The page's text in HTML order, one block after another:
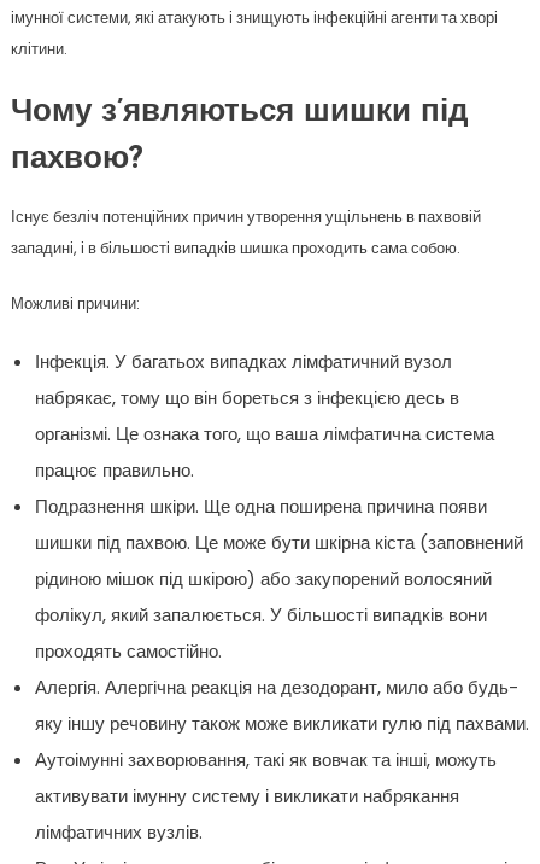
імунної системи, які атакують і знищують інфекційні агенти та хворі
клітини.
Чому з’являються шишки під
пахвою?
Існує безліч потенційних причин утворення ущільнень в пахвовій
западині, і в більшості випадків шишка проходить сама собою.
Можливі причини:
Інфекція. У багатьох випадках лімфатичний вузол
набрякає, тому що він бореться з інфекцією десь в
організмі. Це ознака того, що ваша лімфатична система
працює правильно.
Подразнення шкіри. Ще одна поширена причина появи
шишки під пахвою. Це може бути шкірна кіста (заповнений
рідиною мішок під шкірою) або закупорений волосяний
фолікул, який запалюється. У більшості випадків вони
проходять самостійно.
Алергія. Алергічна реакція на дезодорант, мило або будь-
яку іншу речовину також може викликати гулю під пахвами.
Аутоімунні захворювання, такі як вовчак та інші, можуть
активувати імунну систему і викликати набрякання
лімфатичних вузлів.